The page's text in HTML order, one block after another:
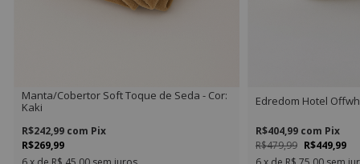
Manta/Cobertor Soft Toque de Seda - Cor:
Kaki
R$269,99
R$242,99 com Pix
Edredom Hotel
R$479,99 R$449,99
R$404,99 com Pix